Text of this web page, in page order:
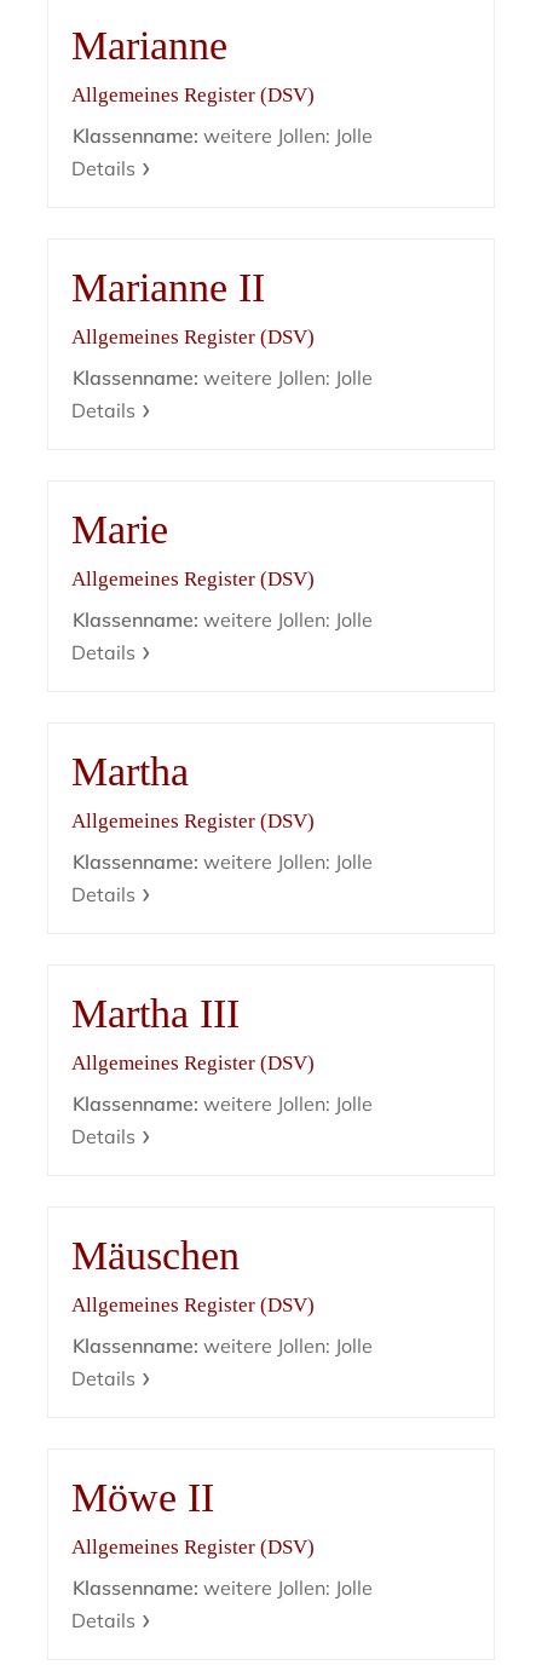
Marianne
Allgemeines Register (DSV)
Klassenname: weitere Jollen: Jolle
Details
Marianne II
Allgemeines Register (DSV)
Klassenname: weitere Jollen: Jolle
Details
Marie
Allgemeines Register (DSV)
Klassenname: weitere Jollen: Jolle
Details
Martha
Allgemeines Register (DSV)
Klassenname: weitere Jollen: Jolle
Details
Martha III
Allgemeines Register (DSV)
Klassenname: weitere Jollen: Jolle
Details
Mäuschen
Allgemeines Register (DSV)
Klassenname: weitere Jollen: Jolle
Details
Möwe II
Allgemeines Register (DSV)
Klassenname: weitere Jollen: Jolle
Details